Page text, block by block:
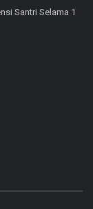
Santri Selama 1